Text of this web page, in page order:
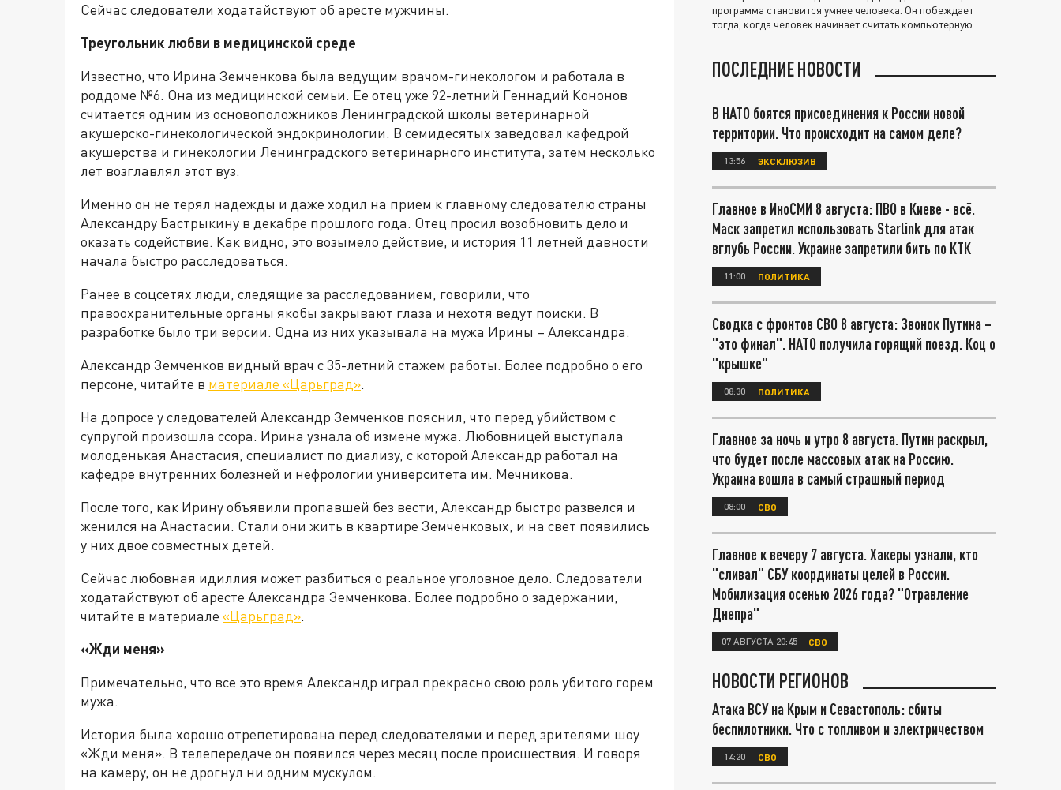
Сейчас следователи ходатайствуют об аресте мужчины.
Треугольник любви в медицинской среде
Известно, что Ирина Земченкова была ведущим врачом-гинекологом и работала в
роддоме №6. Она из медицинской семьи. Ее отец уже 92-летний Геннадий Кононов
считается одним из основоположников Ленинградской школы ветеринарной
акушерско-гинекологической эндокринологии. В семидесятых заведовал кафедрой
акушерства и гинекологии Ленинградского ветеринарного института, затем несколько
лет возглавлял этот вуз.
Именно он не терял надежды и даже ходил на прием к главному следователю страны
Александру Бастрыкину в декабре прошлого года. Отец просил возобновить дело и
оказать содействие. Как видно, это возымело действие, и история 11 летней давности
начала быстро расследоваться.
Ранее в соцсетях люди, следящие за расследованием, говорили, что
правоохранительные органы якобы закрывают глаза и нехотя ведут поиски. В
разработке было три версии. Одна из них указывала на мужа Ирины – Александра.
Александр Земченков видный врач с 35-летний стажем работы. Более подробно о его
персоне, читайте в материале «Царьград».
На допросе у следователей Александр Земченков пояснил, что перед убийством с
супругой произошла ссора. Ирина узнала об измене мужа. Любовницей выступала
молоденькая Анастасия, специалист по диализу, с которой Александр работал на
кафедре внутренних болезней и нефрологии университета им. Мечникова.
После того, как Ирину объявили пропавшей без вести, Александр быстро развелся и
женился на Анастасии. Стали они жить в квартире Земченковых, и на свет появились
у них двое совместных детей.
Сейчас любовная идиллия может разбиться о реальное уголовное дело. Следователи
ходатайствуют об аресте Александра Земченкова. Более подробно о задержании,
читайте в материале «Царьград».
«Жди меня»
Примечательно, что все это время Александр играл прекрасно свою роль убитого горем
мужа.
История была хорошо отрепетирована перед следователями и перед зрителями шоу
«Жди меня». В телепередаче он появился через месяц после происшествия. И говоря
на камеру, он не дрогнул ни одним мускулом.
программа становится умнее человека. Он побеждает
тогда, когда человек начинает считать компьютерную
ПОСЛЕДНИЕ НОВОСТИ
В НАТО боятся присоединения к России новой
территории. Что происходит на самом деле?
13:56 ЭКСКЛЮЗИВ
Главное в ИноСМИ 8 августа: ПВО в Киеве - всё.
Маск запретил использовать Starlink для атак
вглубь России. Украине запретили бить по КТК
11:00 ПОЛИТИКА
Сводка с фронтов СВО 8 августа: Звонок Путина –
"это финал". НАТО получила горящий поезд. Коц о
"крышке"
08:30 ПОЛИТИКА
Главное за ночь и утро 8 августа. Путин раскрыл,
что будет после массовых атак на Россию.
Украина вошла в самый страшный период
08:00 СВО
Главное к вечеру 7 августа. Хакеры узнали, кто
"сливал" СБУ координаты целей в России.
Мобилизация осенью 2026 года? "Отравление
Днепра"
07 АВГУСТА 20:45 СВО
НОВОСТИ РЕГИОНОВ
Атака ВСУ на Крым и Севастополь: сбиты
беспилотники. Что с топливом и электричеством
14:20 СВО